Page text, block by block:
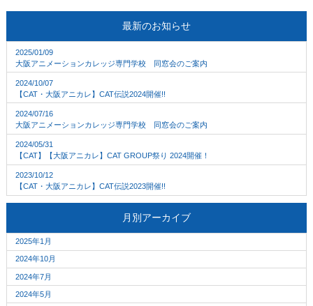
最新のお知らせ
2025/01/09
大阪アニメーションカレッジ専門学校 同窓会のご案内
2024/10/07
【CAT・大阪アニカレ】CAT伝説2024開催!!
2024/07/16
大阪アニメーションカレッジ専門学校 同窓会のご案内
2024/05/31
【CAT】【大阪アニカレ】CAT GROUP祭り 2024開催！
2023/10/12
【CAT・大阪アニカレ】CAT伝説2023開催!!
月別アーカイブ
2025年1月
2024年10月
2024年7月
2024年5月